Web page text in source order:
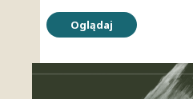
Oglądaj